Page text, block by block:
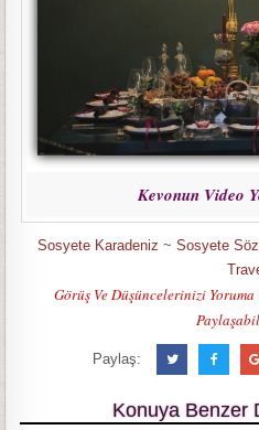
Kevonun Video
Sosyete Karadeniz ~ Sosyete
Görüş Ve Düşüncelerinizi Yoruma
Paylaş:
Konuya Benzer